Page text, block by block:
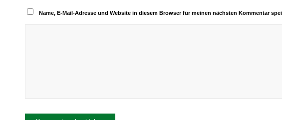
Name, E-Mail-Adresse und Website in diesem Browser für meinen nächsten Kommentar